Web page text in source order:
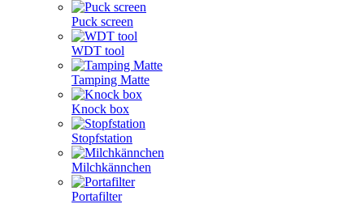
Puck screen
WDT tool
Tamping Matte
Knock box
Stopfstation
Milchkännchen
Portafilter